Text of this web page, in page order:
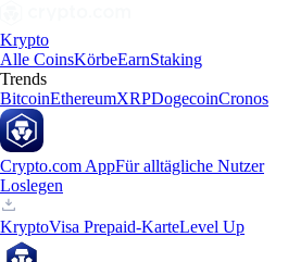
Krypto
Alle CoinsKörbeEarnStaking
Trends
BitcoinEthereumXRPDogecoinCronos
Crypto.com AppFür alltägliche Nutzer
Loslegen
KryptoVisa Prepaid-KarteLevel Up